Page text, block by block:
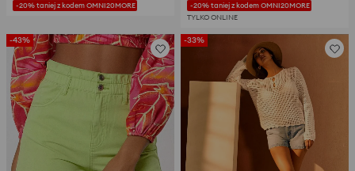
-20% taniej z kodem OMNI20MORE
-20% taniej z kodem OMNI20MORE
TYLKO ONLINE
-43% -33%